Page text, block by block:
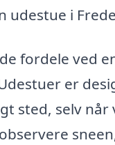
udestue i
fordele ved
er
sted, selv